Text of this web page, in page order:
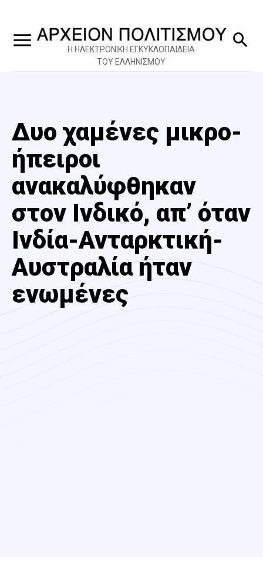
Η ΗΛΕΚΤΡΟΝΙΚΗ ΕΓΚΥΚΛΟΠΑΙΔΕΙΑ
ΤΟΥ ΕΛΛΗΝΙΣΜΟΥ
Δυο χαμένες μικρο-
ήπειροι
ανακαλύφθηκαν
στον Ινδικό, απ’ όταν
Ινδία-Ανταρκτική-
Αυστραλία ήταν
ενωμένες